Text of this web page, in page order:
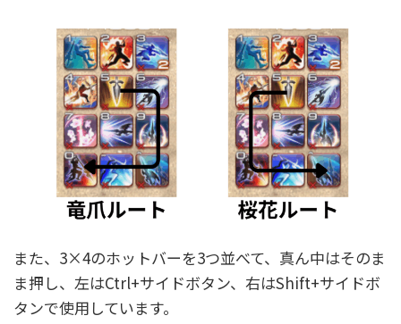
また、3×4のホットバーを3つ並べて、真ん中はそのま
ま押し、左はCtrl+サイドボタン、右はShift+サイドボ
タンで使用しています。